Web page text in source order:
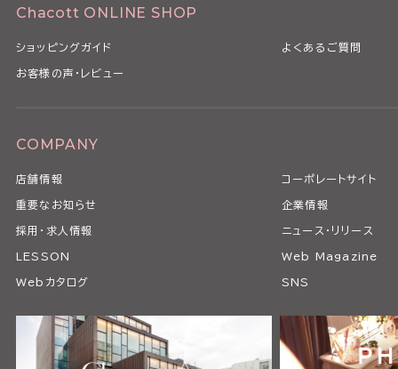
Chacott ONLINE SHOP
ショッピングガイド よくあるご質問
お客様の声・レビュー
COMPANY
店舗情報 コーポレートサイト
重要なお知らせ 企業情報
採用・求人情報 ニュース・リリース
LESSON Web Magazine
Webカタログ SNS